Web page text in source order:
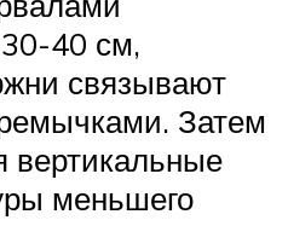
40 см,
связывают
Затем
вертикальные
меньшего